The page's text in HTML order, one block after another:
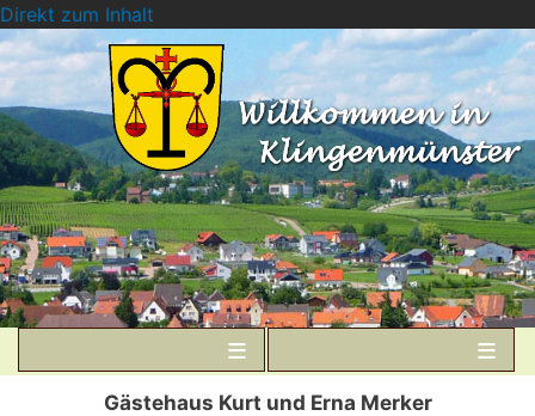
Direkt zum Inhalt
Gästehaus Kurt und Erna Merker